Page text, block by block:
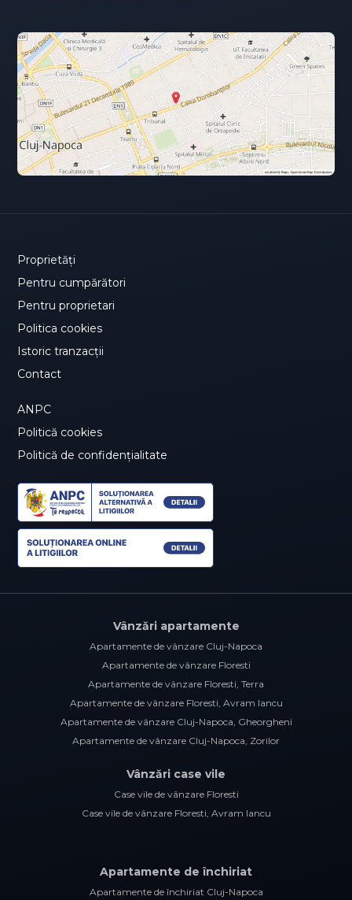
Proprietăți
Pentru cumpărători
Pentru proprietari
Politica cookies
Istoric tranzacții
Contact
ANPC
Politică cookies
Politică de confidențialitate
Vânzări apartamente
Apartamente de vânzare Cluj-Napoca
Apartamente de vânzare Floresti
Apartamente de vânzare Floresti, Terra
Apartamente de vânzare Floresti, Avram Iancu
Apartamente de vânzare Cluj-Napoca, Gheorgheni
Apartamente de vânzare Cluj-Napoca, Zorilor
Vânzări case vile
Case vile de vânzare Floresti
Case vile de vânzare Floresti, Avram Iancu
Apartamente de închiriat
Apartamente de închiriat Cluj-Napoca